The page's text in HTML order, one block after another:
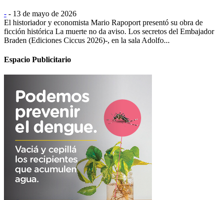
- - 13 de mayo de 2026
El historiador y economista Mario Rapoport presentó su obra de
ficción histórica La muerte no da aviso. Los secretos del Embajador
Braden (Ediciones Ciccus 2026)-, en la sala Adolfo...
Espacio Publicitario